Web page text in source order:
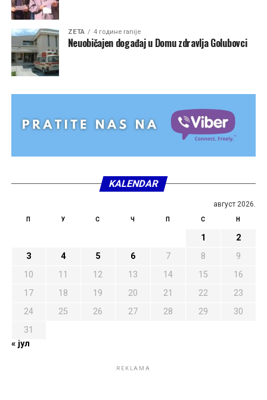
ZETA 4 године ranije
Neuobičajen događaj u Domu zdravlja Golubovci
KALENDAR
август 2026.
П У С Ч П С Н
1
2
3
4 5 6 7 8
9
10
11 12 13 14 15
16
17
18 19 20 21 22
23
24
25 26 27 28 29
30
31
« јул
REKLAMA